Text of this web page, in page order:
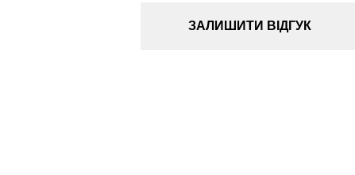
ЗАЛИШИТИ ВІДГУК